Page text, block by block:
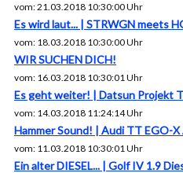
vom: 21.03.2018 10:30:00 Uhr
Es wird laut... | STRWGN meets
vom: 18.03.2018 10:30:00 Uhr
WIR SUCHEN DICH!
vom: 16.03.2018 10:30:01 Uhr
Es geht weiter! | Datsun Projekt
vom: 14.03.2018 11:24:14 Uhr
Hammer Sound! | Audi TT EGO-X
vom: 11.03.2018 10:30:01 Uhr
Ein alter DIESEL... | Golf IV 1.9